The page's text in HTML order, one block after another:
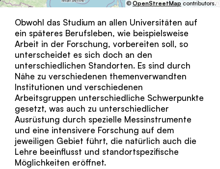
© OpenStreetMap contributors.
Obwohl das Studium an allen Universitäten auf
ein späteres Berufsleben, wie beispielsweise
Arbeit in der Forschung, vorbereiten soll, so
unterscheidet es sich doch an den
unterschiedlichen Standorten. Es sind durch
Nähe zu verschiedenen themenverwandten
Institutionen und verschiedenen
Arbeitsgruppen unterschiedliche Schwerpunkte
gesetzt, was auch zu unterschiedlicher
Ausrüstung durch spezielle Messinstrumente
und eine intensivere Forschung auf dem
jeweiligen Gebiet führt, die natürlich auch die
Lehre beeinflusst und standortspezifische
Möglichkeiten eröffnet.